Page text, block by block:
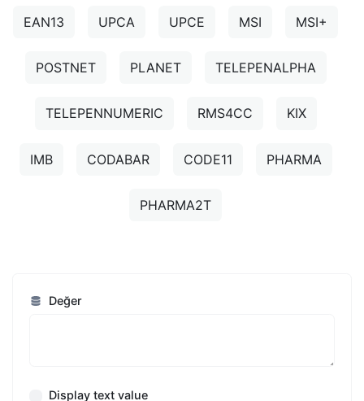
EAN13 UPCA UPCE MSI MSI+
POSTNET PLANET TELEPENALPHA
TELEPENNUMERIC RMS4CC KIX
IMB CODABAR CODE11 PHARMA
PHARMA2T
Değer
Display text value